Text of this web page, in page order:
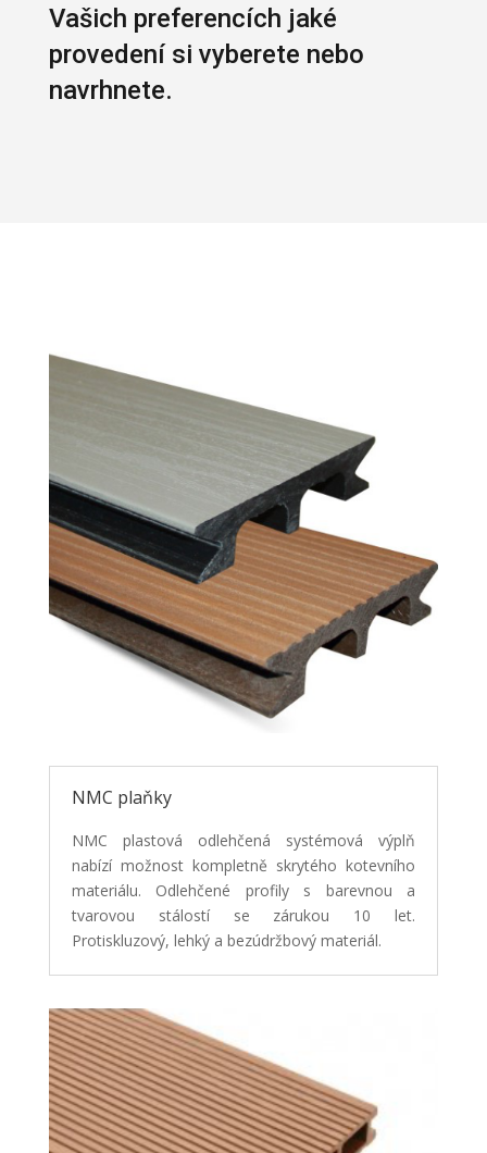
Vašich preferencích jaké
provedení si vyberete nebo
navrhnete.
NMC plaňky
NMC plastová odlehčená systémová výplň
nabízí možnost kompletně skrytého kotevního
materiálu. Odlehčené profily s barevnou a
tvarovou stálostí se zárukou 10 let.
Protiskluzový, lehký a bezúdržbový materiál.